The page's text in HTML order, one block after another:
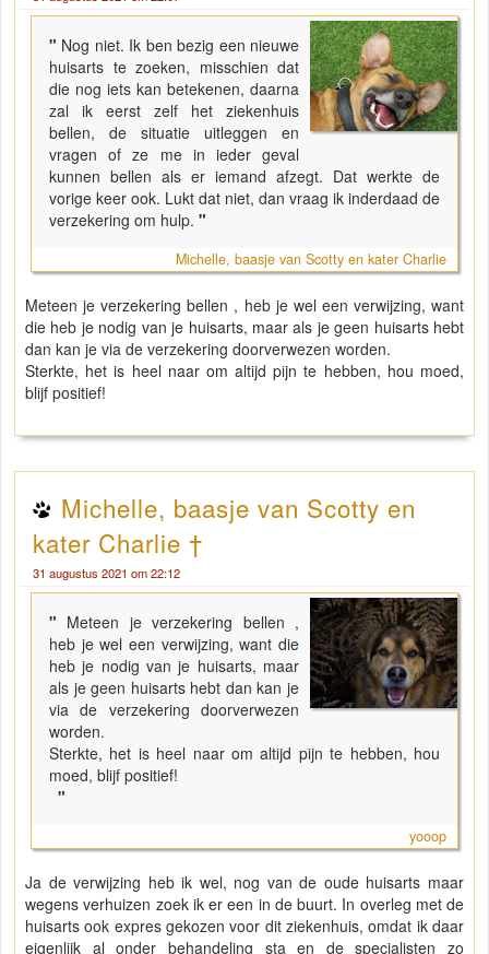
" Nog niet. Ik ben bezig een nieuwe
huisarts te zoeken, misschien dat
die nog iets kan betekenen, daarna
zal ik eerst zelf het ziekenhuis
bellen, de situatie uitleggen en
vragen of ze me in ieder geval
kunnen bellen als er iemand afzegt. Dat werkte de
vorige keer ook. Lukt dat niet, dan vraag ik inderdaad de
verzekering om hulp. "
Michelle, baasje van Scotty en kater Charlie
Meteen je verzekering bellen , heb je wel een verwijzing, want
die heb je nodig van je huisarts, maar als je geen huisarts hebt
dan kan je via de verzekering doorverwezen worden.
Sterkte, het is heel naar om altijd pijn te hebben, hou moed,
blijf positief!
Michelle, baasje van Scotty en
kater Charlie †
31 augustus 2021 om 22:12
" Meteen je verzekering bellen ,
heb je wel een verwijzing, want die
heb je nodig van je huisarts, maar
als je geen huisarts hebt dan kan je
via de verzekering doorverwezen
worden.
Sterkte, het is heel naar om altijd pijn te hebben, hou
moed, blijf positief!
"
yooop
Ja de verwijzing heb ik wel, nog van de oude huisarts maar
wegens verhuizen zoek ik er een in de buurt. In overleg met de
huisarts ook expres gekozen voor dit ziekenhuis, omdat ik daar
eigenlijk al onder behandeling sta en de specialisten zo